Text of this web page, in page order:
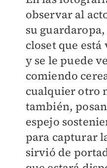
observar al
su
closet que
y se le puede
comiendo
cualquier otro
también,
espejo
para capturar
sirvió de